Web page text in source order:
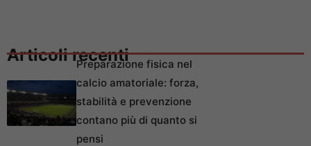
Articoli recentiPreparazione fisica nel
calcio amatoriale: forza,
stabilità e prevenzione
contano più di quanto si
pensi